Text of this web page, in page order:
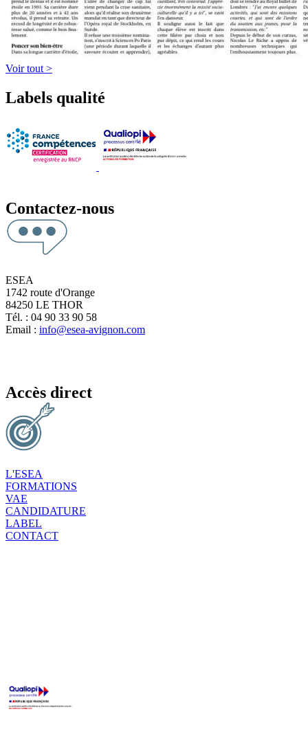
Voir tout >
Labels qualité
Contactez-nous
ESEA
1742 route d'Orange
84250 LE THOR
Tél. : 04 90 33 90 58
Email : info@esea-avignon.com
Accès direct
L'ESEA
FORMATIONS
VAE
CANDIDATURE
LABEL
CONTACT